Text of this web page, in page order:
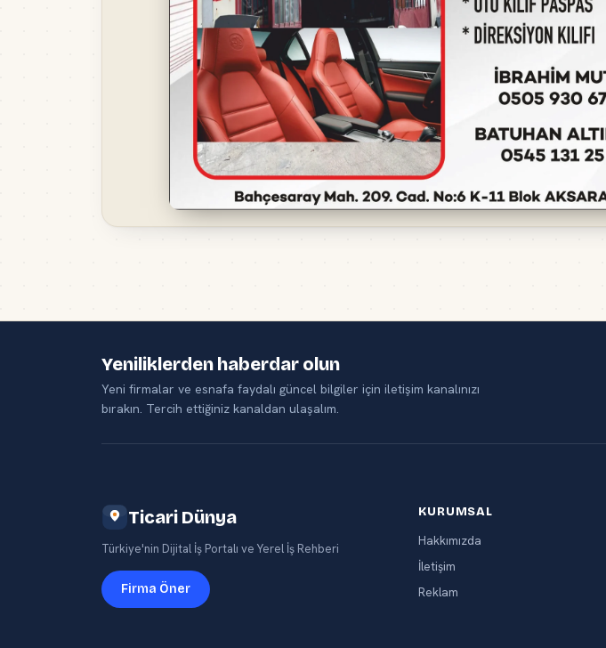
Yeniliklerden haberdar olun
Yeni firmalar ve esnafa faydalı güncel bilgiler için iletişim kanalınızı
bırakın. Tercih ettiğiniz kanaldan ulaşalım.
Ticari Dünya
Türkiye'nin Dijital İş Portalı ve Yerel İş Rehberi
Firma Öner
KURUMSAL
Hakkımızda
İletişim
Reklam